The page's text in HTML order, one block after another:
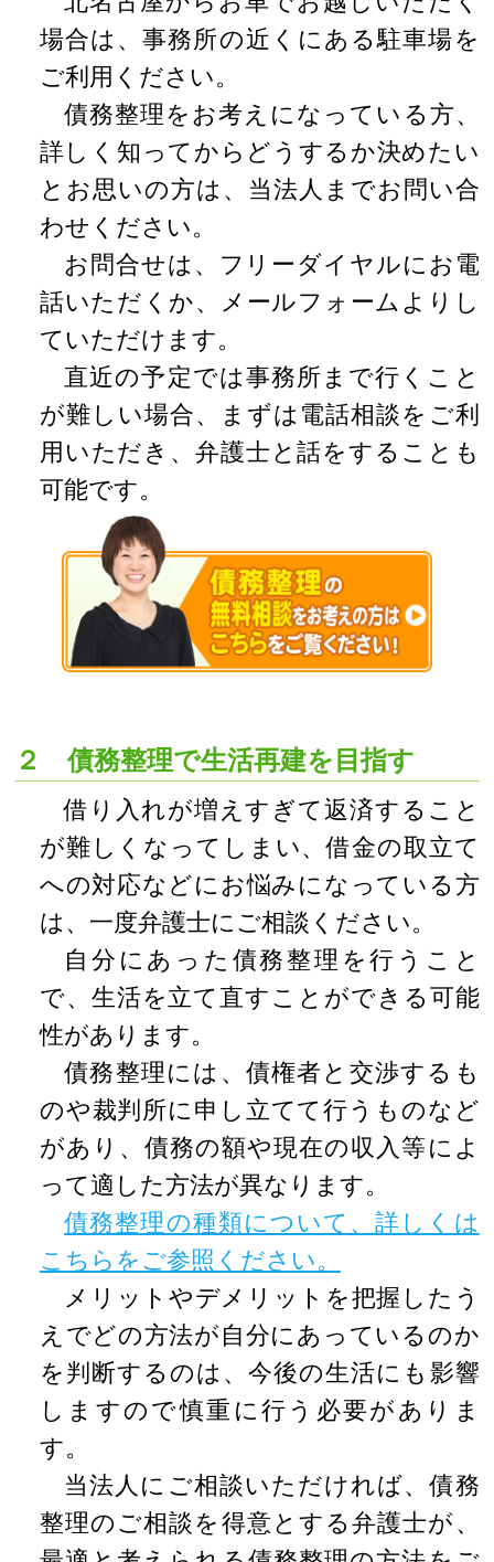
場合は、事務所の近くにある駐車場を
ご利用ください。
債務整理をお考えになっている方、
詳しく知ってからどうするか決めたい
とお思いの方は、当法人までお問い合
わせください。
お問合せは、フリーダイヤルにお電
話いただくか、メールフォームよりし
ていただけます。
直近の予定では事務所まで行くこと
が難しい場合、まずは電話相談をご利
用いただき、弁護士と話をすることも
可能です。
２ 債務整理で生活再建を目指す
借り入れが増えすぎて返済すること
が難しくなってしまい、借金の取立て
への対応などにお悩みになっている方
は、一度弁護士にご相談ください。
自分にあった債務整理を行うこと
で、生活を立て直すことができる可能
性があります。
債務整理には、債権者と交渉するも
のや裁判所に申し立てて行うものなど
があり、債務の額や現在の収入等によ
って適した方法が異なります。
債務整理の種類について、詳しくは
こちらをご参照ください。
メリットやデメリットを把握したう
えでどの方法が自分にあっているのか
を判断するのは、今後の生活にも影響
しますので慎重に行う必要がありま
す。
当法人にご相談いただければ、債務
整理のご相談を得意とする弁護士が、